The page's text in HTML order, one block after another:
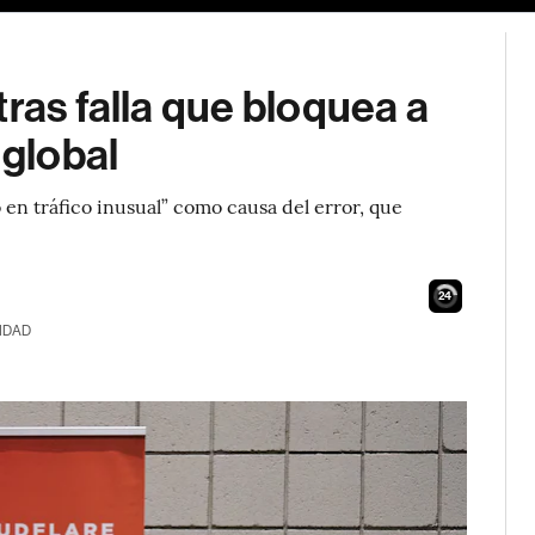
falla que bloquea a
tráfico inusual” como causa del error, que
23